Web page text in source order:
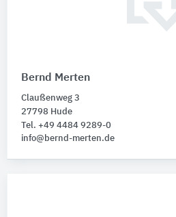
Bernd Merten
Claußenweg 3
27798 Hude
Tel. +49 4484 9289-0
info@bernd-merten.de